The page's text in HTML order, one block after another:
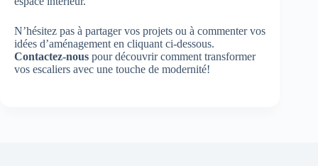
N’hésitez pas à partager vos projets ou à commenter vos
idées d’aménagement en cliquant ci-dessous.
Contactez-nous pour découvrir comment transformer
vos escaliers avec une touche de modernité!